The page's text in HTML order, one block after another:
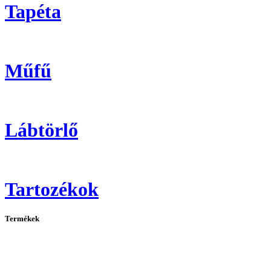
Tapéta
Műfű
Lábtörlő
Tartozékok
Termékek